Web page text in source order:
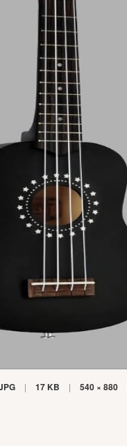
| 17 KB | 540 × 880